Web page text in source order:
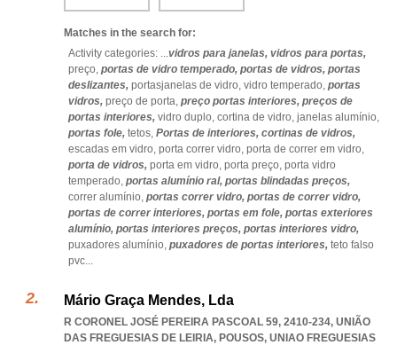
Matches in the search for:
Activity categories: ...vidros para janelas, vidros para portas,
preço, portas de vidro temperado, portas de vidros, portas
deslizantes, portasjanelas de vidro, vidro temperado, portas
vidros, preço de porta, preço portas interiores, preços de
portas interiores, vidro duplo, cortina de vidro, janelas alumínio,
portas fole, tetos, Portas de interiores, cortinas de vidros,
escadas em vidro, porta correr vidro, porta de correr em vidro,
porta de vidros, porta em vidro, porta preço, porta vidro
temperado, portas alumínio ral, portas blindadas preços,
correr alumínio, portas correr vidro, portas de correr vidro,
portas de correr interiores, portas em fole, portas exteriores
alumínio, portas interiores preços, portas interiores vidro,
puxadores alumínio, puxadores de portas interiores, teto falso
pvc...
Mário Graça Mendes, Lda
R CORONEL JOSÉ PEREIRA PASCOAL 59, 2410-234, UNIÃO
DAS FREGUESIAS DE LEIRIA, POUSOS, UNIAO FREGUESIAS